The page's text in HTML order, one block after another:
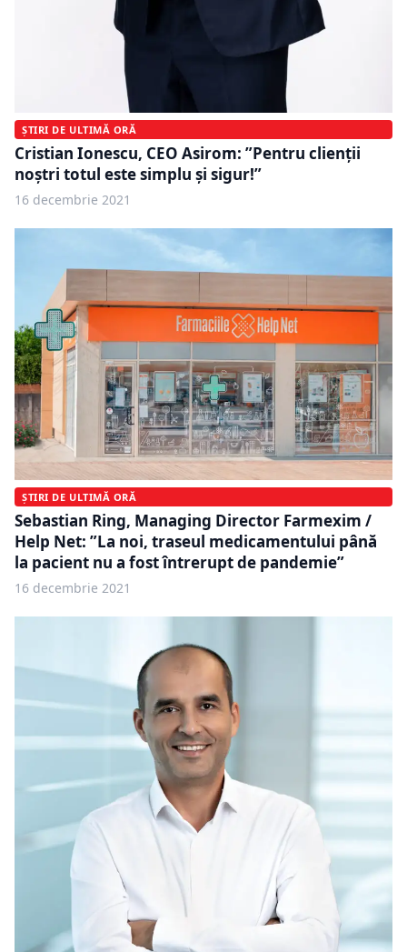
ȘTIRI DE ULTIMĂ ORĂ
Cristian Ionescu, CEO Asirom: ”Pentru clienții
noștri totul este simplu și sigur!”
16 decembrie 2021
ȘTIRI DE ULTIMĂ ORĂ
Sebastian Ring, Managing Director Farmexim /
Help Net: ”La noi, traseul medicamentului până
la pacient nu a fost întrerupt de pandemie”
16 decembrie 2021